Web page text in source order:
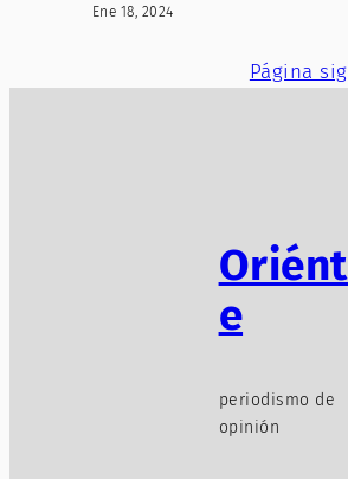
Ene 18, 2024
Página
e
periodismo de
opinión